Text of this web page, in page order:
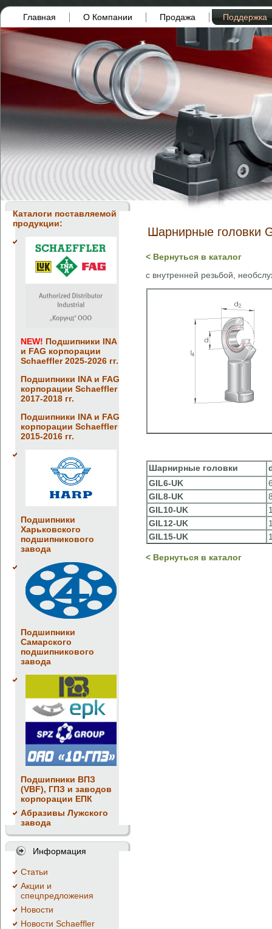
Главная О Компании Продажа Поддержка
Каталоги поставляемой
продукции:
NEW! Подшипники INA
и FAG корпорации
Schaeffler 2025-2026 гг.
Подшипники INA и FAG
корпорации Schaeffler
2017-2018 гг.
Подшипники INA и FAG
корпорации Schaeffler
2015-2016 гг.
Подшипники
Харьковского
подшипникового
завода
Подшипники
Самарского
подшипникового
завода
Подшипники ВПЗ
(VBF), ГПЗ и заводов
корпорации ЕПК
Абразивы Лужского
завода
Информация
Cтатьи
Акции и
спецпредложения
Новости
Новости Schaeffler
Шарнирные головки
< Вернуться в каталог
с внутренней резьбой,
Шарнирные головки
GIL6-UK
GIL8-UK
GIL10-UK
GIL12-UK
GIL15-UK
< Вернуться в каталог